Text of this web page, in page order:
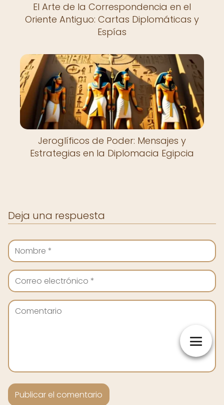
El Arte de la Correspondencia en el
Oriente Antiguo: Cartas Diplomáticas y
Espías
Jeroglíficos de Poder: Mensajes y
Estrategias en la Diplomacia Egipcia
Deja una respuesta